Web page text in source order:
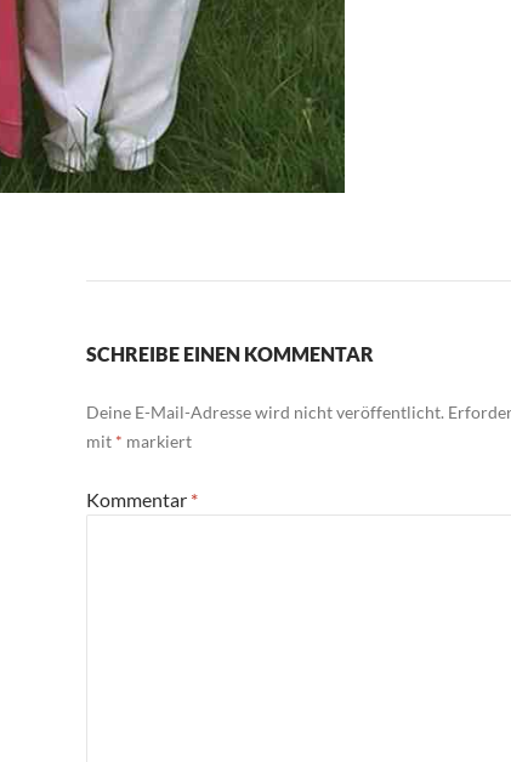
SCHREIBE EINEN KOMMENTAR
Deine E-Mail-Adresse wird nicht veröffentlicht.
mit * markiert
Kommentar *